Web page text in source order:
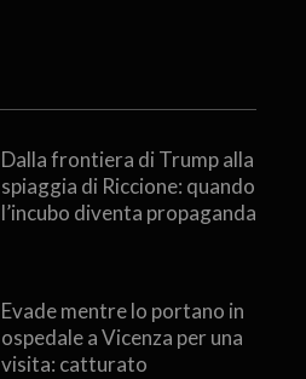
Dalla frontiera di Trump alla
spiaggia di Riccione: quando
l’incubo diventa propaganda
Evade mentre lo portano in
ospedale a Vicenza per una
visita: catturato